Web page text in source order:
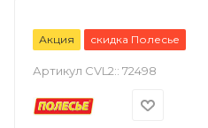
Акция скидка Полесье
Артикул CVL2:: 72498